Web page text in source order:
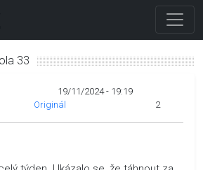
33
19/11/2024 - 19:19
Originál 2